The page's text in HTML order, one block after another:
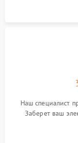
Наш специалист
Заберет ваш